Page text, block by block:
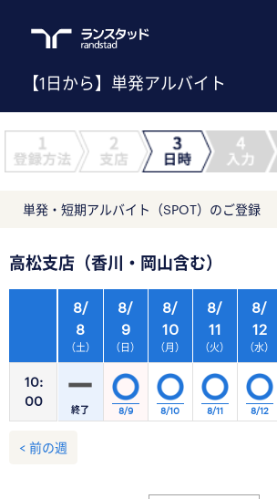
【1日から】単発アルバイト
単発・短期アルバイト（SPOT）のご登録
高松支店（香川・岡山含む）
10:
00
8/
8
（土）
8/
9
（日）
8/
10
（月）
8/
11
（火）
8/
12
（水）
終了 8/9 8/10 8/11 8/12
< 前の週